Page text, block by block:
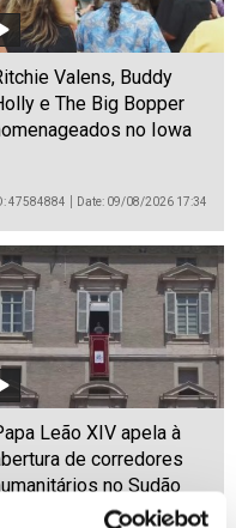
Valens, Buddy
e The Big Bopper
no Iowa
47584884 Date: 09/08/2026 17:34
Leão XIV apela à
de corredores
no Sudão